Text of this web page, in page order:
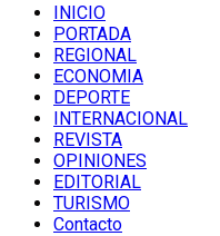
INICIO
PORTADA
REGIONAL
ECONOMIA
DEPORTE
INTERNACIONAL
REVISTA
OPINIONES
EDITORIAL
TURISMO
Contacto